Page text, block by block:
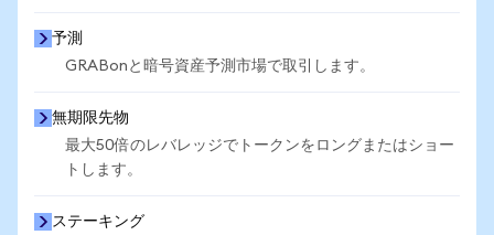
予測
GRABonと暗号資産予測市場で取引します。
無期限先物
最大50倍のレバレッジでトークンをロングまたはショー
トします。
ステーキング